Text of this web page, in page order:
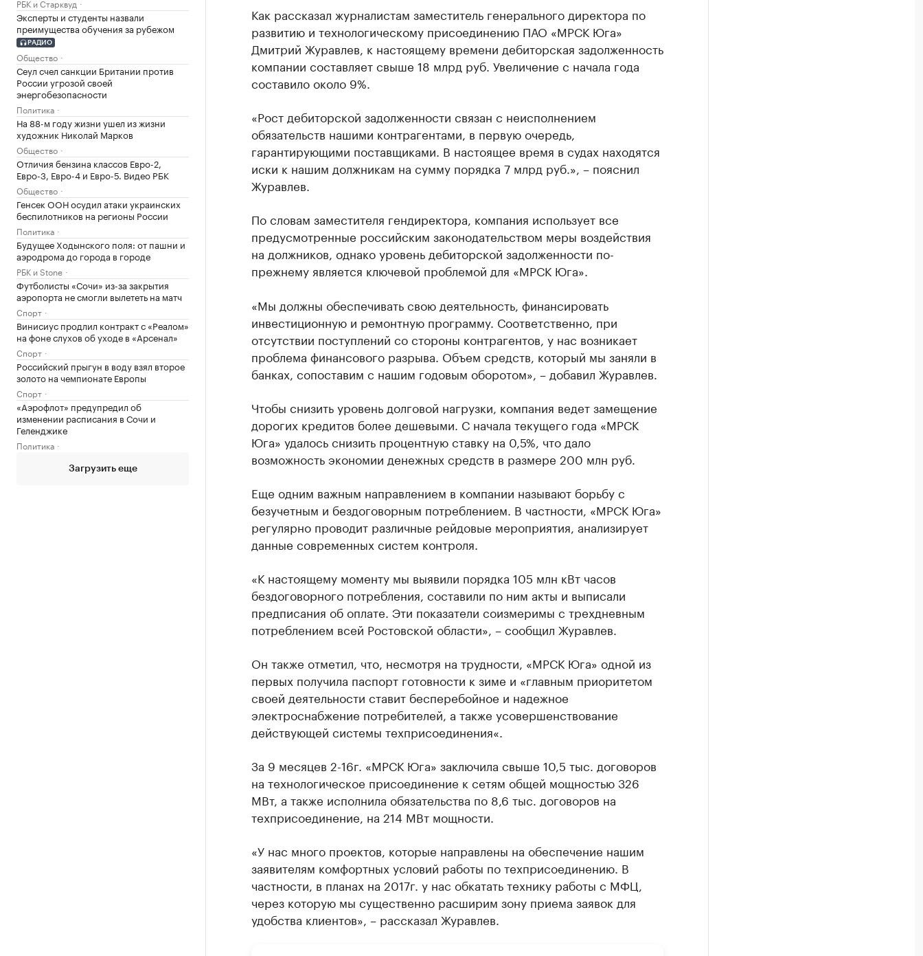
РБК и Старквуд
Эксперты и студенты назвали
преимущества обучения за рубежом
РАДИО
Общество
Сеул счел санкции Британии против
России угрозой своей
энергобезопасности
Политика
На 88-м году жизни ушел из жизни
художник Николай Марков
Общество
Отличия бензина классов Евро-2,
Евро-3, Евро-4 и Евро-5. Видео РБК
Общество
Генсек ООН осудил атаки украинских
беспилотников на регионы России
Политика
Будущее Ходынского поля: от пашни и
аэродрома до города в городе
РБК и Stone
Футболисты «Сочи» из-за закрытия
аэропорта не смогли вылететь на матч
Спорт
Винисиус продлил контракт с «Реалом»
на фоне слухов об уходе в «Арсенал»
Спорт
Российский прыгун в воду взял второе
золото на чемпионате Европы
Спорт
«Аэрофлот» предупредил об
изменении расписания в Сочи и
Геленджике
Политика
Загрузить еще
Как рассказал журналистам заместитель генерального директора по
развитию и технологическому присоединению ПАО «МРСК Юга»
Дмитрий Журавлев, к настоящему времени дебиторская задолженность
компании составляет свыше 18 млрд руб. Увеличение с начала года
составило около 9%.
«Рост дебиторской задолженности связан с неисполнением
обязательств нашими контрагентами, в первую очередь,
гарантирующими поставщиками. В настоящее время в судах находятся
иски к нашим должникам на сумму порядка 7 млрд руб.», – пояснил
Журавлев.
По словам заместителя гендиректора, компания использует все
предусмотренные российским законодательством меры воздействия
на должников, однако уровень дебиторской задолженности по-
прежнему является ключевой проблемой для «МРСК Юга».
«Мы должны обеспечивать свою деятельность, финансировать
инвестиционную и ремонтную программу. Соответственно, при
отсутствии поступлений со стороны контрагентов, у нас возникает
проблема финансового разрыва. Объем средств, который мы заняли в
банках, сопоставим с нашим годовым оборотом», – добавил Журавлев.
Чтобы снизить уровень долговой нагрузки, компания ведет замещение
дорогих кредитов более дешевыми. С начала текущего года «МРСК
Юга» удалось снизить процентную ставку на 0,5%, что дало
возможность экономии денежных средств в размере 200 млн руб.
Еще одним важным направлением в компании называют борьбу с
безучетным и бездоговорным потреблением. В частности, «МРСК Юга»
регулярно проводит различные рейдовые мероприятия, анализирует
данные современных систем контроля.
«К настоящему моменту мы выявили порядка 105 млн кВт часов
бездоговорного потребления, составили по ним акты и выписали
предписания об оплате. Эти показатели соизмеримы с трехдневным
потреблением всей Ростовской области», – сообщил Журавлев.
Он также отметил, что, несмотря на трудности, «МРСК Юга» одной из
первых получила паспорт готовности к зиме и «главным приоритетом
своей деятельности ставит бесперебойное и надежное
электроснабжение потребителей, а также усовершенствование
действующей системы техприсоединения«.
За 9 месяцев 2-16г. «МРСК Юга» заключила свыше 10,5 тыс. договоров
на технологическое присоединение к сетям общей мощностью 326
МВт, а также исполнила обязательства по 8,6 тыс. договоров на
техприсоединение, на 214 МВт мощности.
«У нас много проектов, которые направлены на обеспечение нашим
заявителям комфортных условий работы по техприсоединению. В
частности, в планах на 2017г. у нас обкатать технику работы с МФЦ,
через которую мы существенно расширим зону приема заявок для
удобства клиентов», – рассказал Журавлев.